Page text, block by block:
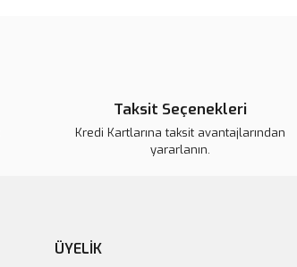
Ürün bilgilerinde hatalar bulunuyor.
Ürün fiyatı diğer sitelerden daha pahalı.
Bu ürüne benzer farklı alternatifler olmalı.
Taksit Seçenekleri
Kredi Kartlarına taksit avantajlarından
yararlanın.
ÜYELİK